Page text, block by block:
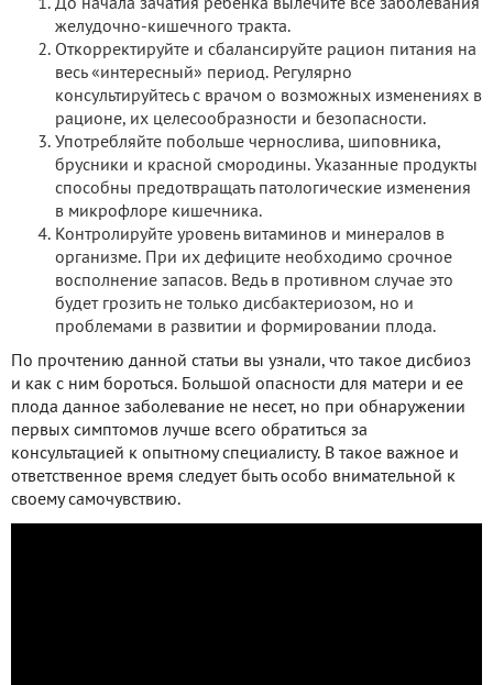
До начала зачатия ребенка вылечите все заболевания
желудочно-кишечного тракта.
Откорректируйте и сбалансируйте рацион питания на
весь «интересный» период. Регулярно
консультируйтесь с врачом о возможных изменениях в
рационе, их целесообразности и безопасности.
Употребляйте побольше чернослива, шиповника,
брусники и красной смородины. Указанные продукты
способны предотвращать патологические изменения
в микрофлоре кишечника.
Контролируйте уровень витаминов и минералов в
организме. При их дефиците необходимо срочное
восполнение запасов. Ведь в противном случае это
будет грозить не только дисбактериозом, но и
проблемами в развитии и формировании плода.
По прочтению данной статьи вы узнали, что такое дисбиоз
и как с ним бороться. Большой опасности для матери и ее
плода данное заболевание не несет, но при обнаружении
первых симптомов лучше всего обратиться за
консультацией к опытному специалисту. В такое важное и
ответственное время следует быть особо внимательной к
своему самочувствию.